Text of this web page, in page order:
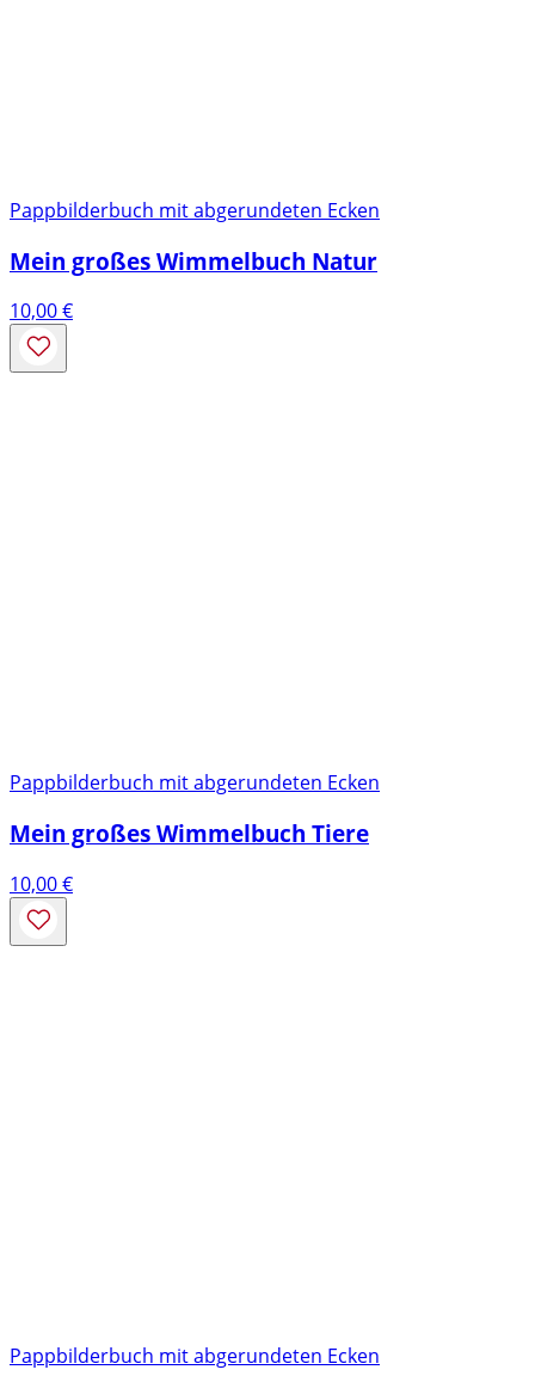
Pappbilderbuch mit abgerundeten Ecken
Mein großes Wimmelbuch Natur
10,00€
Pappbilderbuch mit abgerundeten Ecken
Mein großes Wimmelbuch Tiere
10,00€
Pappbilderbuch mit abgerundeten Ecken